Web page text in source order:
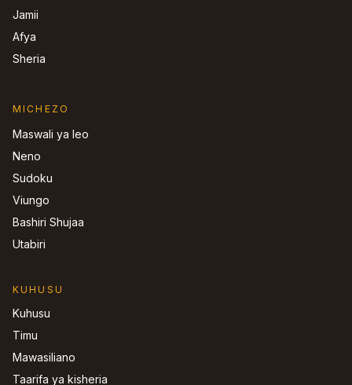
Jamii
Afya
Sheria
MICHEZO
Maswali ya leo
Neno
Sudoku
Viungo
Bashiri Shujaa
Utabiri
KUHUSU
Kuhusu
Timu
Mawasiliano
Taarifa ya kisheria